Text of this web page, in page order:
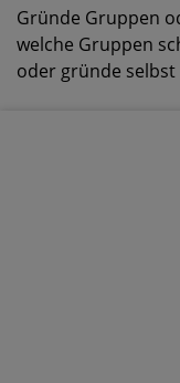
Gründe Gruppen
welche Gruppen
oder gründe selbst